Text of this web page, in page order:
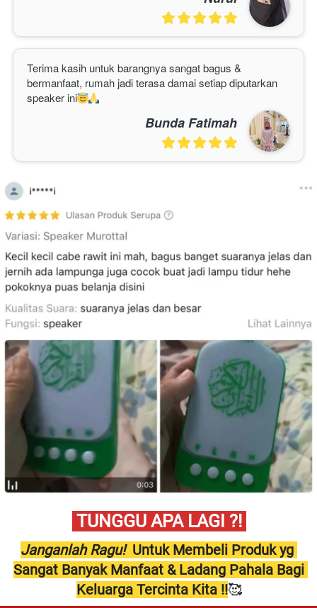
Terima kasih untuk barangnya sangat bagus &
bermanfaat, rumah jadi terasa damai setiap diputarkan
speaker ini
Bunda Fatimah
TUNGGU APA LAGI ?!
Janganlah Ragu! Untuk Membeli Produk yg
Sangat Banyak Manfaat & Ladang Pahala Bagi
Keluarga Tercinta Kita !!🥰